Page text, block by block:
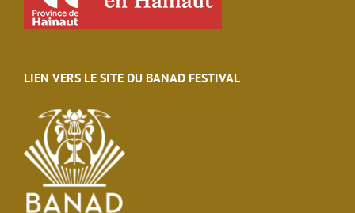
LIEN VERS LE SITE DU BANAD FESTIVAL